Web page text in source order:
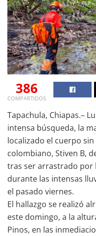
386
COMPARTIDOS
Tapachula, Chiapas.–
intensa búsqueda, la
localizado el cuerpo
colombiano, Stiven B,
tras ser arrastrado por
durante las intensas
el pasado viernes.
El hallazgo se realizó
este domingo, a la
Pinos, en las